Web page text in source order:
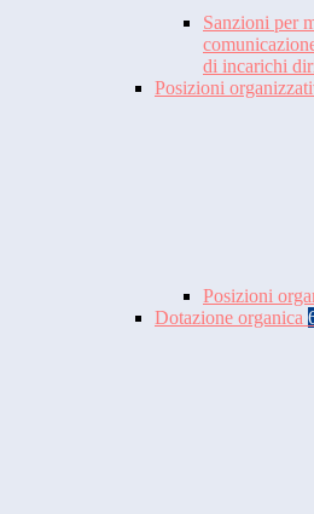
Sanzioni per
di incarichi
Posizioni
Posizioni
Dotazione organica